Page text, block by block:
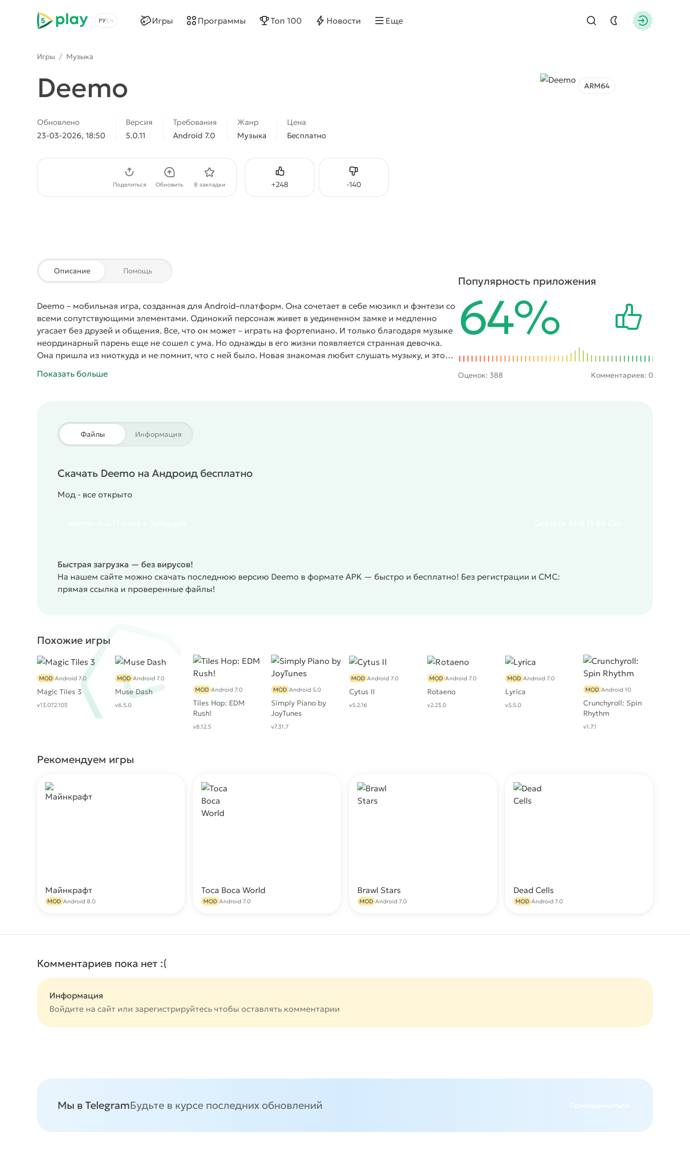
5play
Выбрать язык
Найти
Игры Программы Топ 100 Новости Еще
Игры / Музыка
Deemo ARM64
Обновлено
23-03-2026, 18:50
Версия
5.0.11
Требования
Android 7.0
Жанр
Музыка
Цена
Бесплатно
+248
Нравится -140
Не нравится
Поделиться Обновить В закладки
Описание Помощь
Deemo – мобильная игра, созданная для Android–платформ. Она сочетает в себе мюзикл и фэнтези со
всеми сопутствующими элементами. Одинокий персонаж живет в уединенном замке и медленно
угасает без друзей и общения. Все, что он может – играть на фортепиано. И только благодаря музыке
неординарный парень еще не сошел с ума. Но однажды в его жизни появляется странная девочка.
Она пришла из ниоткуда и не помнит, что с ней было. Новая знакомая любит слушать музыку, и это
исполнить как можно больше композиций. Но для начала потребуется найти их в огромном замке.
развлечение преподнесет сплошное удовольствие.
Показать больше
Популярность приложения
64%
Оценок: 388 Комментариев: 0
Файлы Информация
Скачать Deemo на Андроид бесплатно
Мод - все открыто
Быстрая загрузка — без вирусов!
На нашем сайте можно скачать последнюю версию Deemo в формате APK — быстро и бесплатно! Без регистрации и СМС:
прямая ссылка и проверенные файлы!
Похожие игры
Magic Tiles 3
MOD Android 7.0
v13.072.103
Muse Dash
MOD Android 7.0
v6.5.0
Tiles Hop: EDM
Rush!
MOD Android 7.0
v8.12.5
Simply Piano by
JoyTunes
MOD Android 5.0
v7.31.7
Cytus II
MOD Android 7.0
v5.2.16
Rotaeno
MOD Android 7.0
v2.23.0
Lyrica
MOD Android 7.0
v5.5.0
Crunchyroll: Spin
Rhythm
MOD Android 10
v1.7.1
Рекомендуем игры
Майнкрафт
MOD Android 8.0
Toca Boca World
MOD Android 7.0
Brawl Stars
MOD Android 7.0
Dead Cells
MOD Android 7.0
Комментариев пока нет :(
Информация
Войдите на сайт или зарегистрируйтесь чтобы оставлять комментарии
Мы в TelegramБудьте в курсе последних обновлений Присоединиться